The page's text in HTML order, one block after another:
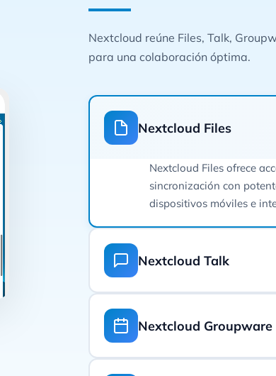
Nextcloud reúne Files, Talk,
para una colaboración óptima.
Nextcloud Files
Nextcloud Files ofrece
sincronización con
dispositivos móviles e
Nextcloud Talk
través de un navegador
integrada e integración
Nextcloud Groupware